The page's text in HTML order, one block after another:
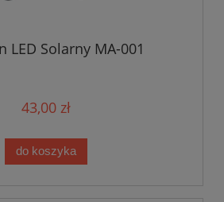
LED Solarny MA-001
43,00 zł
do koszyka